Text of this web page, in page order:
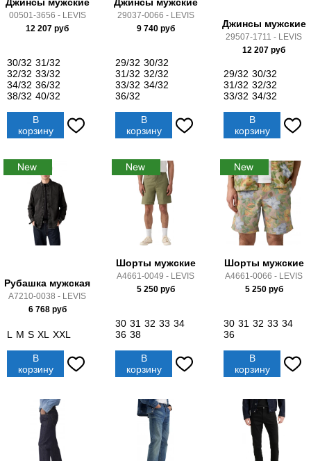
00501-3656 - LEVIS
12 207 руб
30/32 31/32
32/32 33/32
34/32 36/32
38/32 40/32
В
корзину
29037-0066 - LEVIS
9 740руб
29/32 30/32
31/32 32/32
33/32 34/32
36/32
В
корзину
Джинсы мужские
29507-1711 - LEVIS
12 207 руб
29/32 30/32
31/32 32/32
33/32 34/32
В
корзину
Рубашка мужская
A7210-0038 - LEVIS
6 768руб
L M S XL XXL
В
корзину
Шорты мужские
A4661-0049 - LEVIS
5 250руб
30 31 32 33 34
36 38
В
корзину
Шорты мужские
A4661-0066 - LEVIS
5 250руб
30 31 32 33 34
36
В
корзину